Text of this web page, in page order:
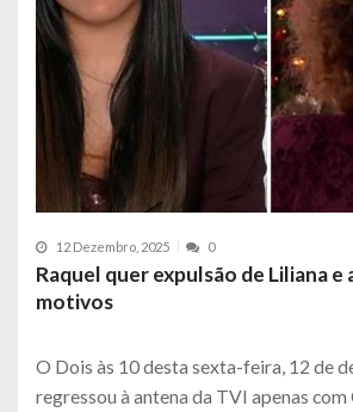
12 Dezembro, 2025 0
Raquel quer expulsão de Liliana e
motivos
O Dois às 10 desta sexta-feira, 12 de
regressou à antena da TVI apenas com